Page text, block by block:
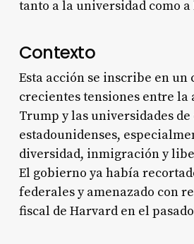
tanto a la universidad como
Contexto
Esta acción se inscribe en un
crecientes tensiones entre
Trump y las universidades
estadounidenses,
diversidad, inmigración y
El gobierno ya había
federales y amenazado con
fiscal de Harvard en el